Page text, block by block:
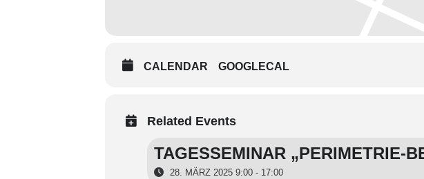
CALENDAR GOOGLECAL
Related Events
TAGESSEMINAR „PERIMETRIE-
28. MÄRZ 2025 9:00 - 17:00